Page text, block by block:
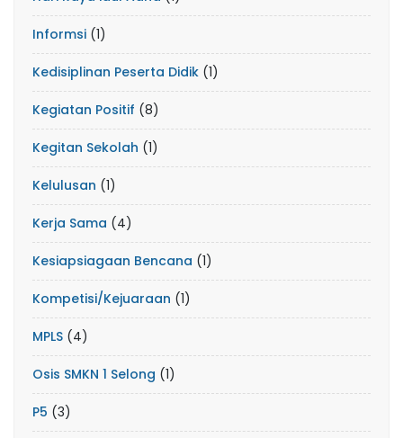
Informsi (1)
Kedisiplinan Peserta Didik (1)
Kegiatan Positif (8)
Kegitan Sekolah (1)
Kelulusan (1)
Kerja Sama (4)
Kesiapsiagaan Bencana (1)
Kompetisi/Kejuaraan (1)
MPLS (4)
Osis SMKN 1 Selong (1)
P5 (3)